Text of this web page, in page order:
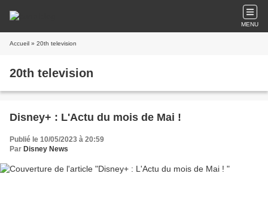
MENU
Accueil » 20th television
20th television
Disney+ : L'Actu du mois de Mai !
Publié le 10/05/2023 à 20:59
Par Disney News